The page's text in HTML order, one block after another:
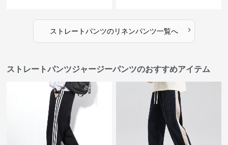
ストレートパンツのリネンパンツ一覧へ ›
ストレートパンツジャージーパンツのおすすめアイテム